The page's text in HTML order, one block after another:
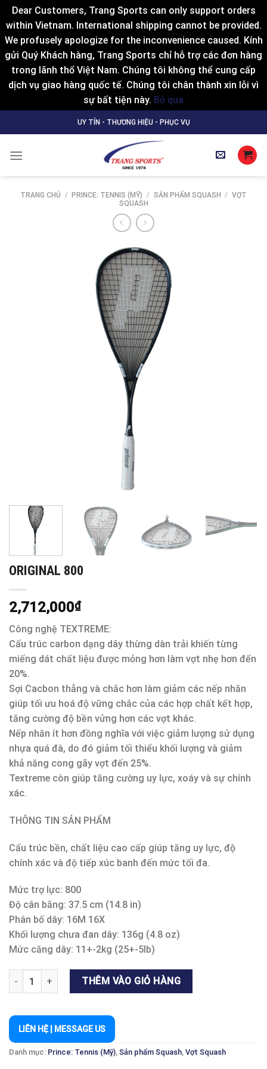
Dear Customers, Trang Sports can only support orders
within Vietnam. International shipping cannot be provided.
We profusely apologize for the inconvenience caused. Kính
gửi Quý Khách hàng, Trang Sports chỉ hỗ trợ các đơn hàng
trong lãnh thổ Việt Nam. Chúng tôi không thể cung cấp
dịch vụ giao hàng quốc tế. Chúng tôi chân thành xin lỗi vì
sự bất tiện này. Bỏ qua
to
UY TÍN - THƯƠNG HIỆU - PHỤC VỤ
TRANG CHỦ / PRINCE: TENNIS (MỸ) / SẢN PHẨM SQUASH / VỢT
SQUASH
ORIGINAL 800
2,712,000₫
Công nghệ TEXTREME:
Cấu trúc carbon dạng dây thừng dàn trải khiến từng
miếng dát chất liệu được mỏng hơn làm vợt nhẹ hơn đến
20%.
Sợi Cacbon thẳng và chắc hơn làm giảm các nếp nhăn
giúp tối ưu hoá độ vững chắc của các hợp chất kết hợp,
tăng cường độ bền vửng hơn các vợt khác.
Nếp nhăn ít hơn đồng nghĩa với việc giảm lượng sử dụng
nhựa quá đà, do đó giảm tối thiểu khối lượng và giảm
khả năng cong gãy vợt đến 25%.
Textreme còn giúp tăng cường uy lực, xoáy và sự chính
xác.
THÔNG TIN SẢN PHẨM
Cấu trúc bền, chất liệu cao cấp giúp tăng uy lực, độ
chính xác và độ tiếp xúc banh đến mức tối đa.
Mức trợ lực: 800
Độ cân bằng: 37.5 cm (14.8 in)
Phân bố dây: 16M 16X
Khối lượng chưa đan dây: 136g (4.8 oz)
Mức căng dây: 11+-2kg (25+-5lb)
ORIGINAL 800 số lượngTHÊM VÀO GIỎ HÀNG
LIÊN HỆ | MESSAGE US
Danh mục: Prince: Tennis (Mỹ), Sản phẩm Squash, Vợt Squash